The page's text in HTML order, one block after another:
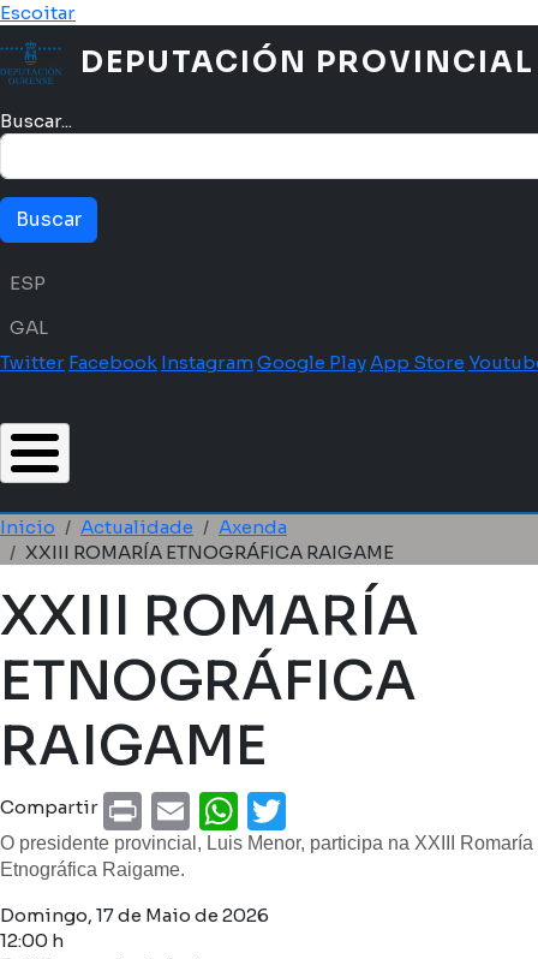
Ir o contido principal
Escoitar
DEPUTACIÓN PROVINCIAL
Buscar...
Menú idioma
ESP
GAL
Twitter Facebook InstagramGoogle PlayApp Store
Miga de pan
Inicio Actualidade
Axenda
XXIII ROMARÍA ETNOGRÁFICA RAIGAME
XXIII ROMARÍA
ETNOGRÁFICA
RAIGAME
Compartir PrintEmailWhatsApp
O presidente provincial, Luis Menor, participa na XXIII Romaría
Etnográfica Raigame.
Domingo, 17 de Maio de 2026
12:00 h